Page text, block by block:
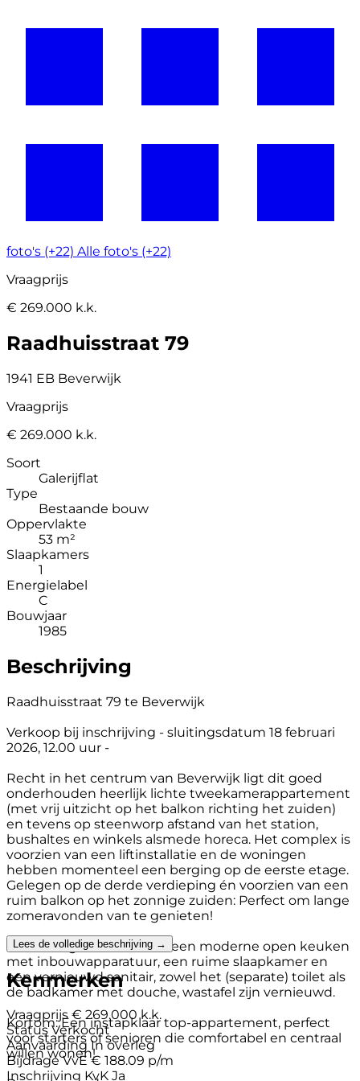
foto's (+22) Alle foto's (+22)
Vraagprijs
€ 269.000 k.k.
Raadhuisstraat 79
1941 EB Beverwijk
Vraagprijs
€ 269.000 k.k.
Soort
Galerijflat
Type
Bestaande bouw
Oppervlakte
53 m²
Slaapkamers
1
Energielabel
C
Bouwjaar
1985
Beschrijving
Raadhuisstraat 79 te Beverwijk
Verkoop bij inschrijving - sluitingsdatum 18 februari
2026, 12.00 uur -
Recht in het centrum van Beverwijk ligt dit goed
onderhouden heerlijk lichte tweekamerappartement
(met vrij uitzicht op het balkon richting het zuiden)
en tevens op steenworp afstand van het station,
bushaltes en winkels alsmede horeca. Het complex is
voorzien van een liftinstallatie en de woningen
hebben momenteel een berging op de eerste etage.
Gelegen op de derde verdieping én voorzien van een
ruim balkon op het zonnige zuiden: Perfect om lange
zomeravonden van te genieten!
De woning beschikt over een moderne open keuken
met inbouwapparatuur, een ruime slaapkamer en
een vernieuwd sanitair, zowel het (separate) toilet als
de badkamer met douche, wastafel zijn vernieuwd.
Kortom: Een instapklaar top-appartement, perfect
voor starters of senioren die comfortabel en centraal
willen wonen!
Lees de volledige beschrijving →
Kenmerken
Vraagprijs € 269.000 k.k.
Status Verkocht
Aanvaarding In overleg
Bijdrage VvE € 188.09 p/m
Inschrijving KvK Ja